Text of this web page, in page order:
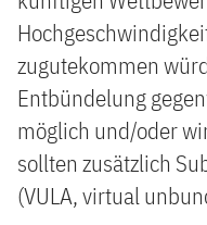
zugutekommen
Entbündelung
möglich und/oder
sollten zusätzlich
(VULA, virtual